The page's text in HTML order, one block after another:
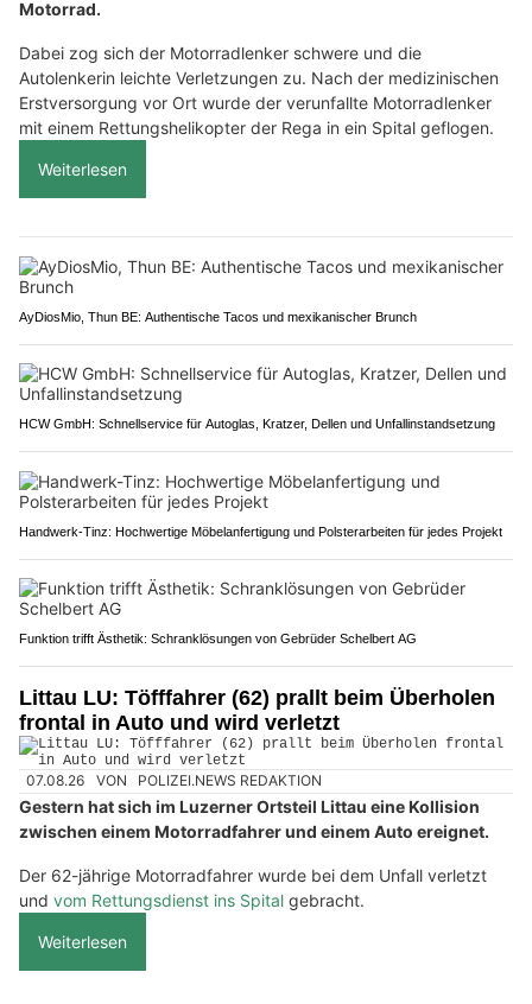
Motorrad.
Dabei zog sich der Motorradlenker schwere und die
Autolenkerin leichte Verletzungen zu. Nach der medizinischen
Erstversorgung vor Ort wurde der verunfallte Motorradlenker
mit einem Rettungshelikopter der Rega in ein Spital geflogen.
Weiterlesen
AyDiosMio, Thun BE: Authentische Tacos und mexikanischer Brunch
HCW GmbH: Schnellservice für Autoglas, Kratzer, Dellen und Unfallinstandsetzung
Handwerk-Tinz: Hochwertige Möbelanfertigung und Polsterarbeiten für jedes Projekt
Funktion trifft Ästhetik: Schranklösungen von Gebrüder Schelbert AG
Littau LU: Töfffahrer (62) prallt beim Überholen
frontal in Auto und wird verletzt
07.08.26 VON POLIZEI.NEWS REDAKTION
Gestern hat sich im Luzerner Ortsteil Littau eine Kollision
zwischen einem Motorradfahrer und einem Auto ereignet.
Der 62-jährige Motorradfahrer wurde bei dem Unfall verletzt
und vom Rettungsdienst ins Spital gebracht.
Weiterlesen